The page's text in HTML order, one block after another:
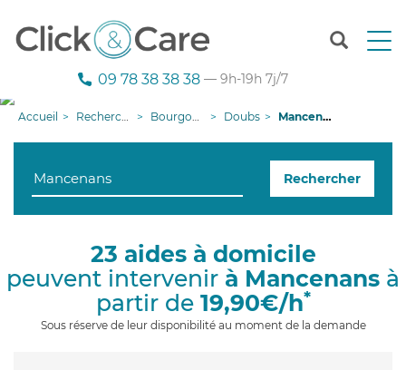
T
n
g
i
09 78 38 38 38 — 9h-19h 7j/7
Accueil Recherche aide à domicile Bourgogne-Franche-Comté Doubs Mancenans
Rechercher
23 aides à domicile
peuvent intervenir à Mancenans à
partir de 19,90€/h*
Sous réserve de leur disponibilité au moment de la demande